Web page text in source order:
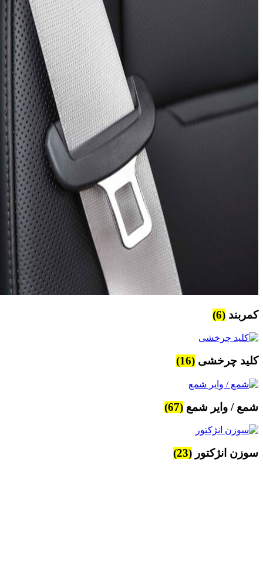
کمربند (6)
کلید چرخشی (16)
شمع / وایر شمع (67)
سوزن انژکتور (23)